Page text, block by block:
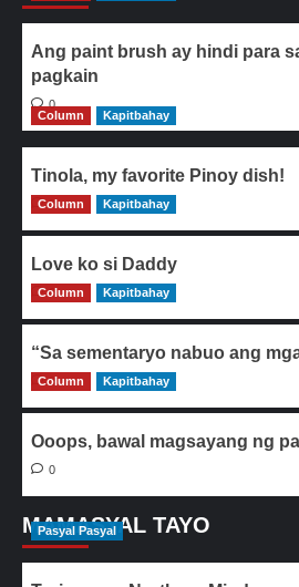
Ang paint brush ay hindi para
pagkain
0
Column
Kapitbahay
Tinola, my favorite Pinoy dish!
0
Column Kapitbahay
Love ko si Daddy
0
Column Kapitbahay
“Sa sementaryo nabuo ang
0
Column Kapitbahay
Ooops, bawal magsayang ng
0
MAMASYAL TAYO
Pasyal Pasyal